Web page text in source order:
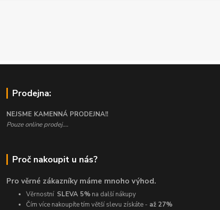
Prodejna:
NEJSME KAMENNÁ PRODEJNA!!
Pouze online prodej....
Proč nakoupit u nás?
Pro věrné zákazníky máme mnoho výhod.
Věrnostní SLEVA 5% na další nákupy
Čím více nakoupíte tím větší slevu získáte - až 27%